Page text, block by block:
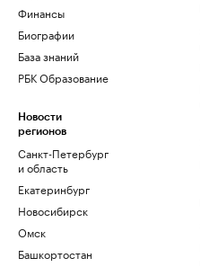
Финансы
Биографии
База знаний
РБК Образование
Новости
регионов
Санкт-Петербург
и область
Екатеринбург
Новосибирск
Омск
Башкортостан